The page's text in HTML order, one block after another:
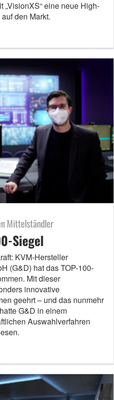
„VisionXS“ eine neue High-
den Markt.
Mittelständler
Siegel
KVM-Hersteller
(G&D) hat das TOP-100-
Mit dieser
innovative
geehrt – und das nunmehr
G&D in einem
Auswahlverfahren